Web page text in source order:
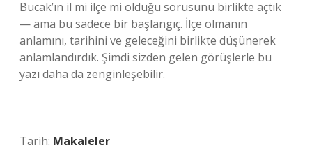
Bucak’ın il mi ilçe mi olduğu sorusunu birlikte açtık
— ama bu sadece bir başlangıç. İlçe olmanın
anlamını, tarihini ve geleceğini birlikte düşünerek
anlamlandırdık. Şimdi sizden gelen görüşlerle bu
yazı daha da zenginleşebilir.
Tarih: Makaleler